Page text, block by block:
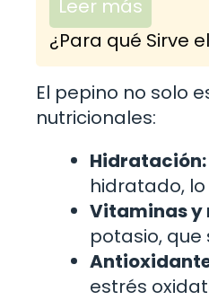
Leer más
¿Para qué Sirve
El pepino no solo
nutricionales:
Hidratación:
hidratado,
Vitaminas y
potasio,
estrés